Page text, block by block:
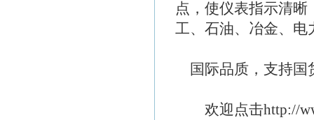
点，使仪表指示清
工、石油、冶金、电
国际品质，支持国
欢迎点击http://